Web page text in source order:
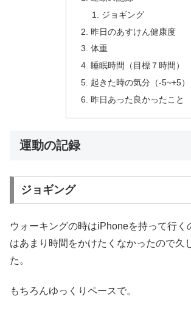
ジョギング
昨日のあすけん健康度
体重
睡眠時間（目標７時間）
起きた時の気分（-5~+5）
昨日あった良かったこと
運動の記録
ジョギング
ウォーキングの時はiPhoneを持って行く
はあまり時間をかけたくなかったので久
た。
もちろんゆっくりペースで。